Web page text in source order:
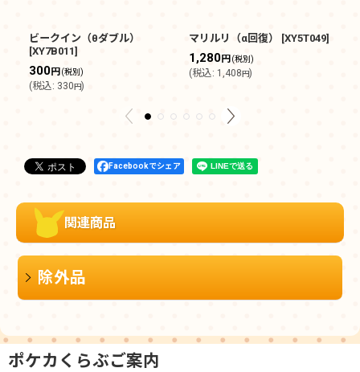
ビークイン（θダブル）
[XY7B011]
300円 (税別)
(税込: 330円)
マリルリ（α回復） [XY5T049]
1,280円 (税別)
(税込: 1,408円)
Facebookでシェア
関連商品
除外品
ポケカくらぶご案内